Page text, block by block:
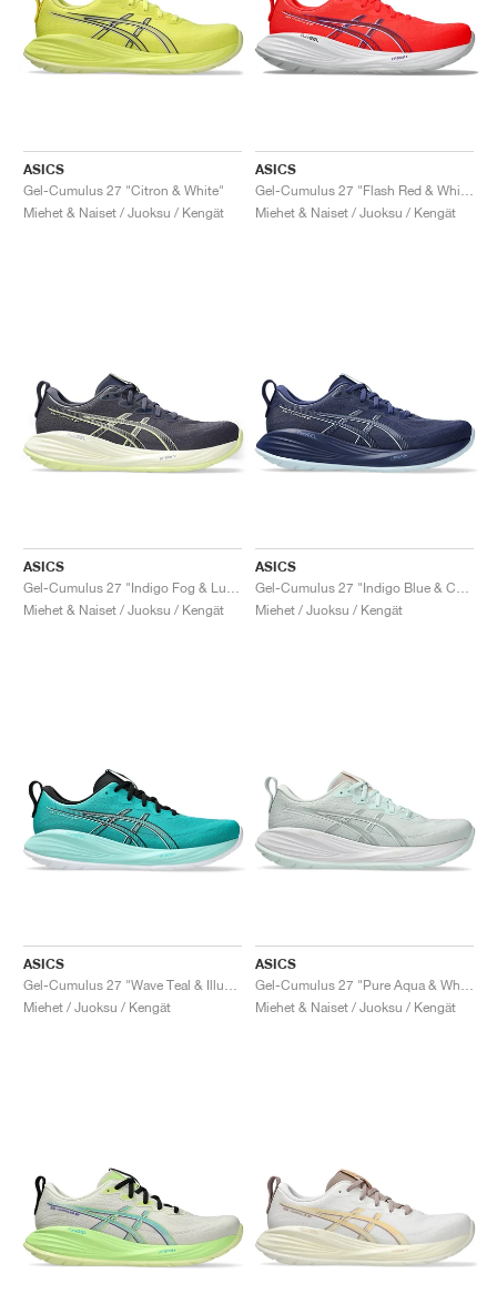
ASICS
Gel-Cumulus 27 "Citron & White"
Miehet & Naiset / Juoksu / Kengät
ASICS
Miehet & Naiset / Juoksu / Kengät
ASICS
Miehet & Naiset / Juoksu / Kengät
ASICS
Miehet / Juoksu / Kengät
ASICS
Miehet / Juoksu / Kengät
ASICS
Miehet & Naiset / Juoksu / Kengät